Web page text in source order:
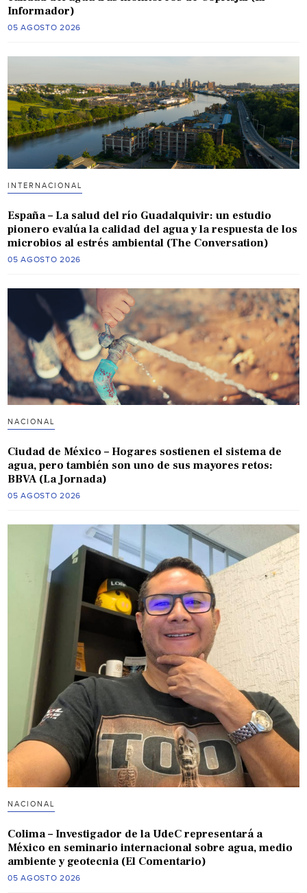
Informador)
05 AGOSTO 2026
INTERNACIONAL
España – La salud del río Guadalquivir: un estudio
pionero evalúa la calidad del agua y la respuesta de los
microbios al estrés ambiental (The Conversation)
05 AGOSTO 2026
NACIONAL
Ciudad de México – Hogares sostienen el sistema de
agua, pero también son uno de sus mayores retos:
BBVA (La Jornada)
05 AGOSTO 2026
NACIONAL
Colima – Investigador de la UdeC representará a
México en seminario internacional sobre agua, medio
ambiente y geotecnia (El Comentario)
05 AGOSTO 2026